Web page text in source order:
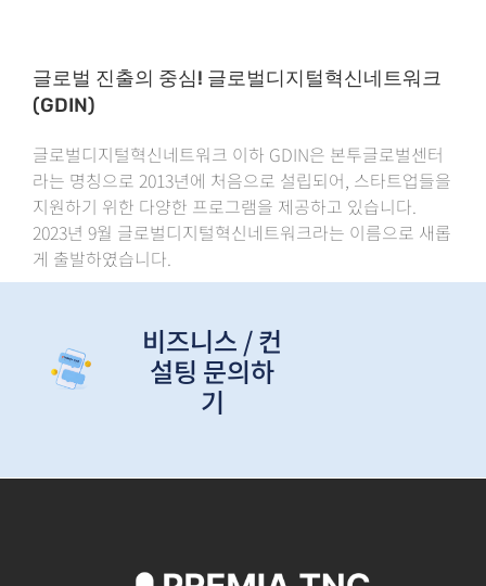
글로벌 진출의 중심! 글로벌디지털혁신네트워크
(GDIN)
글로벌디지털혁신네트워크 이하 GDIN은 본투글로벌센터
라는 명칭으로 2013년에 처음으로 설립되어, 스타트업들을
지원하기 위한 다양한 프로그램을 제공하고 있습니다.
2023년 9월 글로벌디지털혁신네트워크라는 이름으로 새롭
게 출발하였습니다.
비즈니스 / 컨
설팅 문의하
기